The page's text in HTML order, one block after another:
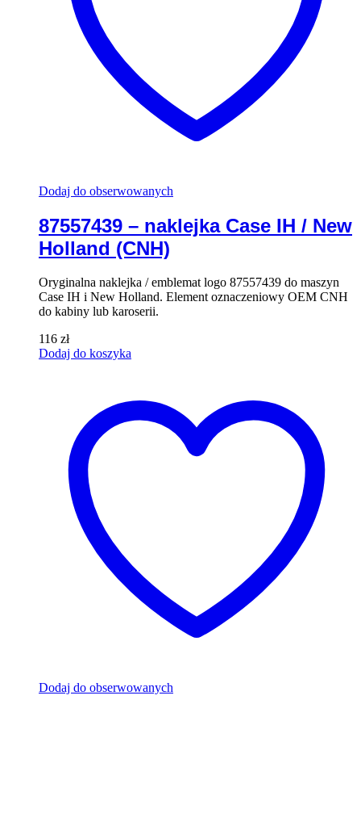
Dodaj do obserwowanych
87557439 – naklejka Case IH / New
Holland (CNH)
Oryginalna naklejka / emblemat logo 87557439 do maszyn
Case IH i New Holland. Element oznaczeniowy OEM CNH
do kabiny lub karoserii.
116 zł
Dodaj do koszyka
Dodaj do obserwowanych